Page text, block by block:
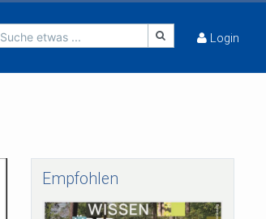
Suche etwas ... Login
Empfohlen